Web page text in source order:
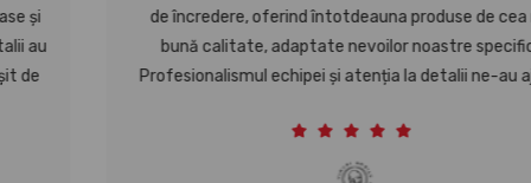
de încredere, oferind întotdeauna produse de cea mai
bună calitate, adaptate nevoilor noastre specifice.
Profesionalismul echipei și atenția la detalii ne-au ajutat
Comunicarea a fost întotdeauna deschisă și eficientă, iar
livrările au fost punctuale. Suntem recunoscători pentru